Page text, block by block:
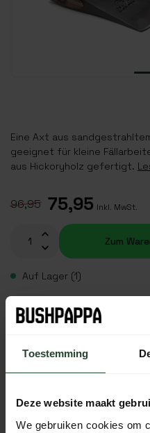
Toestemming
Deze website maakt
We gebruiken cookies om
Eine Axt aus
geeignet für kleine
aus Hickoryholz gefertigt.
96,95 75,95 Inkl. MwSt.
Zum
Auf Lager (1)
Plaats je bestelling
bestelling vandaag nog
Kostenloser Versand ab 90
14 Tage Bedenkzeit mit
selben Tag versandt.
Jeden Tag von 10:00 bis